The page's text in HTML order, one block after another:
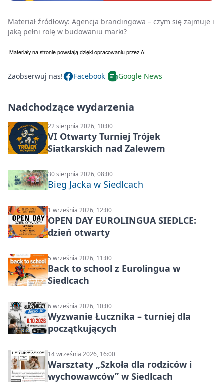
Materiał źródłowy: Agencja brandingowa – czym się zajmuje i
jaką pełni rolę w budowaniu marki?
Zaobserwuj nas! Facebook Google News
Nadchodzące wydarzenia
22 sierpnia 2026, 10:00
VI Otwarty Turniej Trójek
Siatkarskich nad Zalewem
30 sierpnia 2026, 08:00
Bieg Jacka w Siedlcach
1 września 2026, 12:00
OPEN DAY EUROLINGUA SIEDLCE:
dzień otwarty
5 września 2026, 11:00
Back to school z Eurolingua w
Siedlcach
6 września 2026, 10:00
Wyzwanie Łucznika – turniej dla
początkujących
14 września 2026, 16:00
Warsztaty „Szkoła dla rodziców i
wychowawców” w Siedlcach